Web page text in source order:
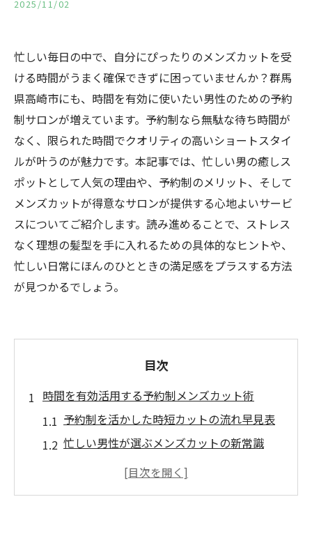
2025/11/02
忙しい毎日の中で、自分にぴったりのメンズカットを受
ける時間がうまく確保できずに困っていませんか？群馬
県高崎市にも、時間を有効に使いたい男性のための予約
制サロンが増えています。予約制なら無駄な待ち時間が
なく、限られた時間でクオリティの高いショートスタイ
ルが叶うのが魅力です。本記事では、忙しい男の癒しス
ポットとして人気の理由や、予約制のメリット、そして
メンズカットが得意なサロンが提供する心地よいサービ
スについてご紹介します。読み進めることで、ストレス
なく理想の髪型を手に入れるための具体的なヒントや、
忙しい日常にほんのひとときの満足感をプラスする方法
が見つかるでしょう。
目次
時間を有効活用する予約制メンズカット術
予約制を活かした時短カットの流れ早見表
忙しい男性が選ぶメンズカットの新常識
予約制で叶える効率的なヘアメンテナンス